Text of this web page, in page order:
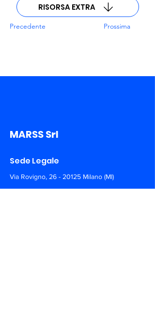
RISORSA EXTRA
Precedente Prossima
MARSS Srl
Sede Legale
Via Rovigno, 26 - 20125 Milano (MI)
Sede Operativa